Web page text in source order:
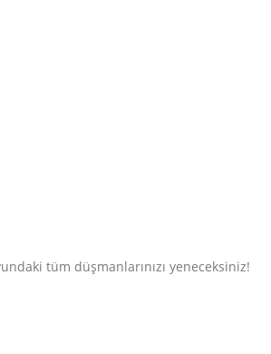
tüm düşmanlarınızı yeneceksiniz!